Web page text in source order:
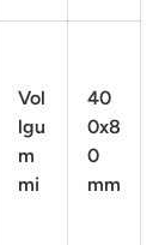
Vol
lgu
m
mi
40
0x8
0
mm